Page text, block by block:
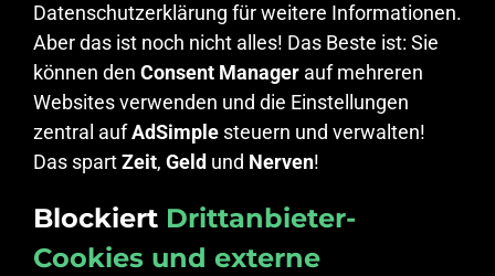
Datenschutzerklärung für weitere Informationen.
Aber das ist noch nicht alles! Das Beste ist: Sie
können den Consent Manager auf mehreren
Websites verwenden und die Einstellungen
zentral aufAdSimple steuern und verwalten!
Das spartZeit, Geld und Nerven!
Blockiert Drittanbieter-
Cookies und externe